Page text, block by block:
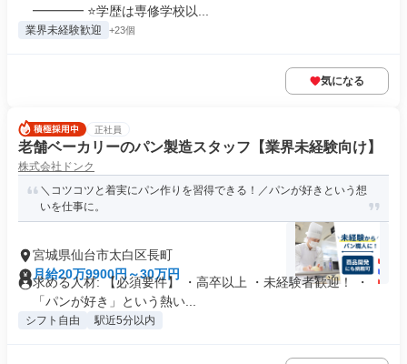
━━━━ ⭐学歴は専修学校以...
業界未経験歓迎 +23個
気になる
正社員
老舗ベーカリーのパン製造スタッフ【業界未経験向け】
株式会社ドンク
＼コツコツと着実にパン作りを習得できる！／パンが好きという想
いを仕事に。
宮城県仙台市太白区長町
月給20万9900円～30万円
求める人材: 【必須要件】 ・高卒以上 ・未経験者歓迎！ ・
「パンが好き」という熱い...
シフト自由 駅近5分以内